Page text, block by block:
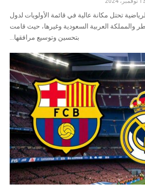
تحتل مكانة عالية في قائمة الأولويات لدول
والمملكة العربية السعودية وغيرها، حيث قامت
بتحسين وتوسيع مرافقها...